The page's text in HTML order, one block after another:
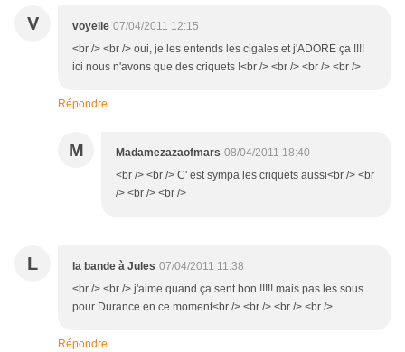
V voyelle 07/04/2011 12:15
<br /> <br /> oui, je les entends les cigales et j'ADORE ça !!!!
ici nous n'avons que des criquets !<br /> <br /> <br /> <br />
Répondre
M Madamezazaofmars 08/04/2011 18:40
<br /> <br /> C' est sympa les criquets aussi<br /> <br
/> <br /> <br />
L la bande à Jules 07/04/2011 11:38
<br /> <br /> j'aime quand ça sent bon !!!!! mais pas les sous
pour Durance en ce moment<br /> <br /> <br /> <br />
Répondre